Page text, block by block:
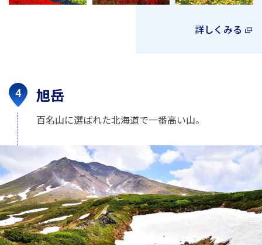
詳しくみる
旭岳
百名山に選ばれた北海道で一番高い山。